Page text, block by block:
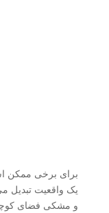
برای برخی ممکن
یک واقعیت تبدیل
و مشکی فضای